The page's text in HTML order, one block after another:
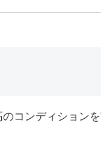
コンディション